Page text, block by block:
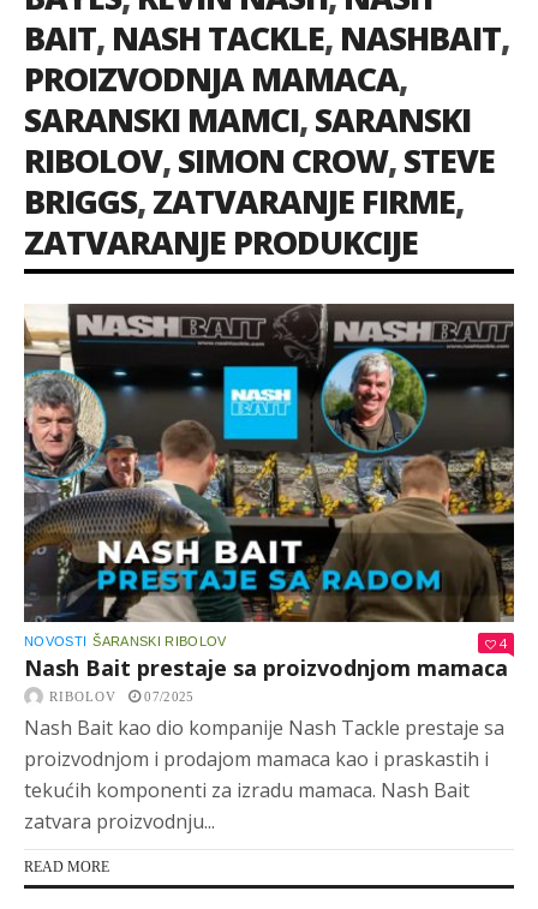
BAIT, NASH TACKLE, NASHBAIT,
PROIZVODNJA MAMACA,
SARANSKI MAMCI,SARANSKI
RIBOLOV,SIMON CROW,STEVE
BRIGGS,ZATVARANJE FIRME,
ZATVARANJE PRODUKCIJE
NOVOSTI ŠARANSKI RIBOLOV 4
Nash Bait prestaje sa proizvodnjom mamaca
RIBOLOV 07/2025
Nash Bait kao dio kompanije Nash Tackle prestaje sa
proizvodnjom i prodajom mamaca kao i praskastih i
tekućih komponenti za izradu mamaca. Nash Bait
zatvara proizvodnju...
READ MORE